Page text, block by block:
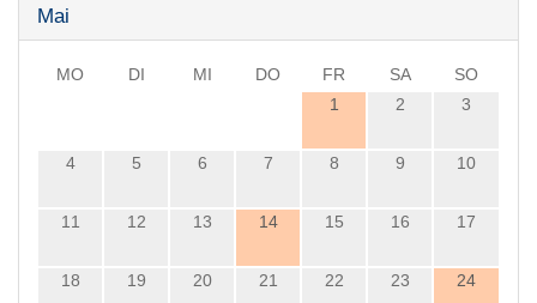
Mai
MO DI MI DO FR SA
SO
1
2 3
4 5 6 7 8 9 10
11 12 13 14 15 16 17
18 19 20 21 22 23 24